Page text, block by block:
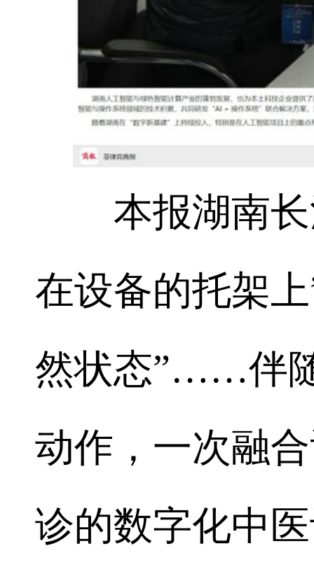
本报湖南长
在设备的托架
然状态”……伴
动作，一次融
诊的数字化中